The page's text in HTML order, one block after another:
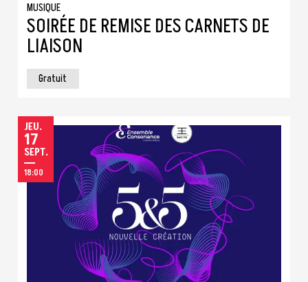
MUSIQUE
SOIRÉE DE REMISE DES CARNETS DE
LIAISON
Gratuit
JEUDI
JEU.
17
SEPTEMBRE
SEPT.
18:00